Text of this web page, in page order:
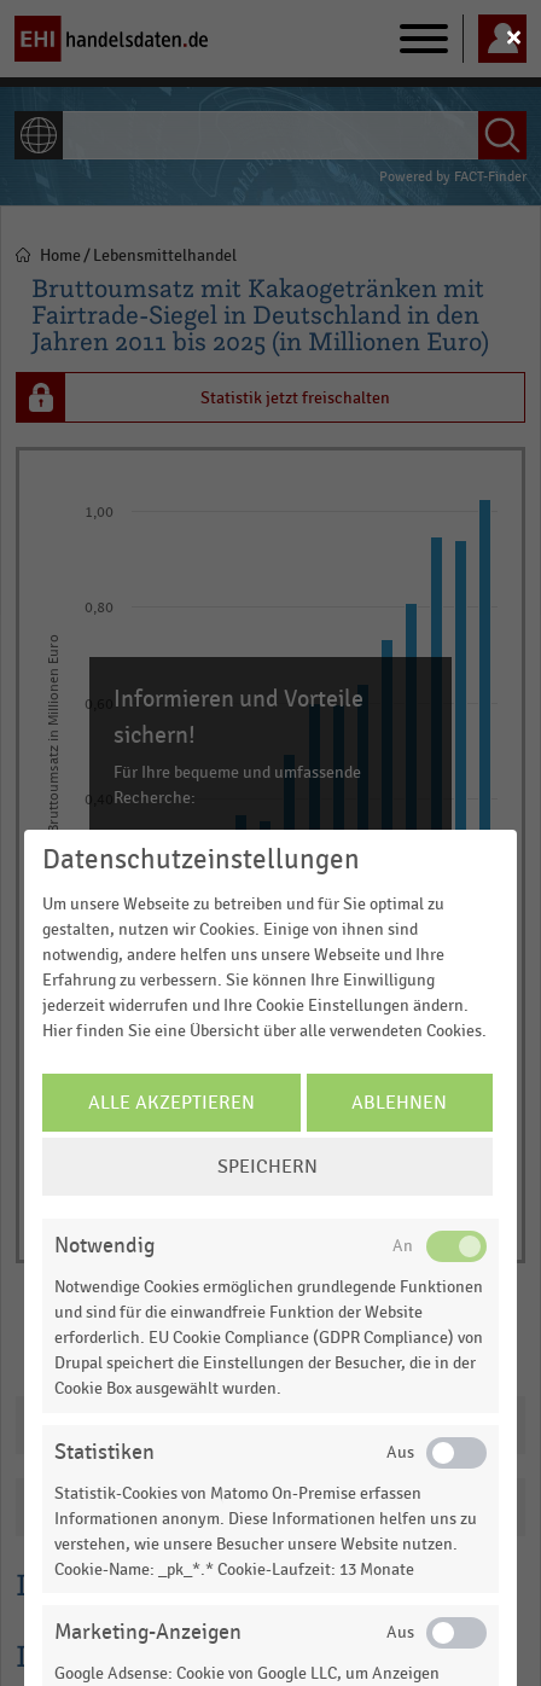
Main
navigation
Powered by FACT-Finder
Pfadnavigation
Home Lebensmittelhandel
Bruttoumsatz mit Kakaogetränken mit
Fairtrade-Siegel in Deutschland in den
Jahren 2011 bis 2025 (in Millionen Euro)
Lesehilfe
Informationen zur Statistik
Statistik jetzt freischalten
chart
has
axis
displaying
categories.
Range:
categories.
The
chart
has
Euro.
Range:
1.0750950000000001.
View
table.
Bruttoumsatz in Millionen Euro
201120122013201420152016201720182019202020212022202320242025
0,00
0,40
0,60
0,80
1,00
interactive
Informieren und Vorteile
sichern!
Für Ihre bequeme und umfassende
Recherche:
Über 300.000 Daten und Kennzahlen
Rund 25.000 Statistiken
Download als Excel, PNG, PDF
… und vieles mehr!
JETZT INFORMIEREN
Merken Teilen
Katalogisierung
Datenschutzeinstellungen
Um unsere Webseite zu betreiben und für Sie optimal zu
gestalten, nutzen wir Cookies. Einige von ihnen sind
notwendig, andere helfen uns unsere Webseite und Ihre
Erfahrung zu verbessern. Sie können Ihre Einwilligung
jederzeit widerrufen und Ihre Cookie Einstellungen ändern.
Hier finden Sie eine Übersicht über alle verwendeten Cookies.
ALLE AKZEPTIEREN ABLEHNEN
SPEICHERN
Notwendig
Notwendige Cookies ermöglichen grundlegende Funktionen
und sind für die einwandfreie Funktion der Website
erforderlich. EU Cookie Compliance (GDPR Compliance) von
Drupal speichert die Einstellungen der Besucher, die in der
Cookie Box ausgewählt wurden.
Statistiken
Statistik-Cookies von Matomo On-Premise erfassen
Informationen anonym. Diese Informationen helfen uns zu
verstehen, wie unsere Besucher unsere Website nutzen.
Cookie-Name: _pk_*.* Cookie-Laufzeit: 13 Monate
Marketing-Anzeigen
Google Adsense: Cookie von Google LLC, um Anzeigen